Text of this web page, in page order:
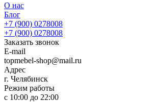
О нас
Блог
+7 (900) 0278008
+7 (900) 0278008
Заказать звонок
E-mail
topmebel-shop@mail.ru
Адрес
г. Челябинск
Режим работы
с 10:00 до 22:00